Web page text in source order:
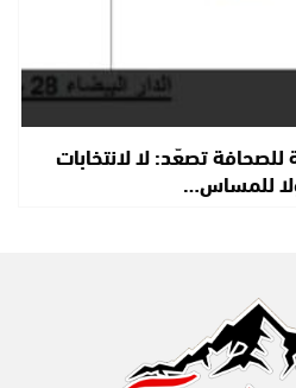
للصحافة تصعّد: لا لانتخابات
للمساس…